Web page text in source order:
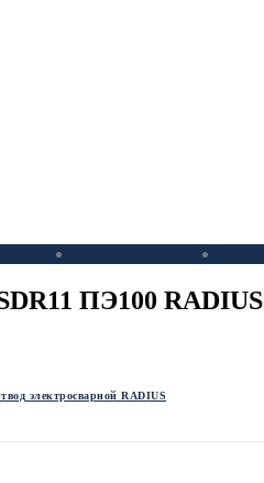
ПЭ100 RADIUS
электросварной RADIUS